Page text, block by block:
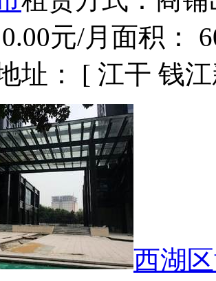
元/月 面积：
址： [ 江干 钱
西湖